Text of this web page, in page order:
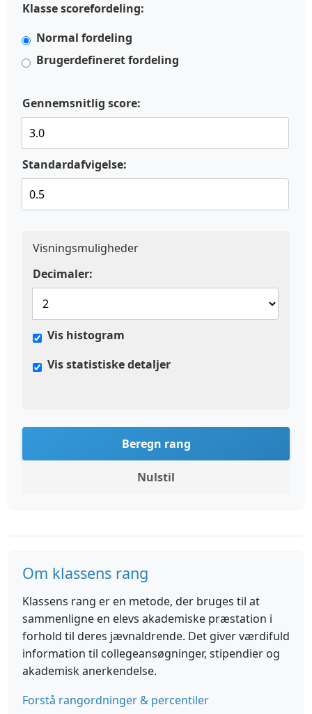
Klasse scorefordeling:
Normal fordeling
Brugerdefineret fordeling
Gennemsnitlig score:
Standardafvigelse:
Visningsmuligheder
Decimaler:
Vis histogram
Vis statistiske detaljer
Beregn rang
Nulstil
Om klassens rang
Klassens rang er en metode, der bruges til at
sammenligne en elevs akademiske præstation i
forhold til deres jævnaldrende. Det giver værdifuld
information til collegeansøgninger, stipendier og
akademisk anerkendelse.
Forstå rangordninger & percentiler